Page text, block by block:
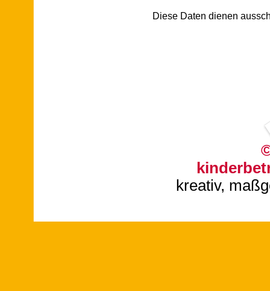
Diese Daten dienen
kreativ,